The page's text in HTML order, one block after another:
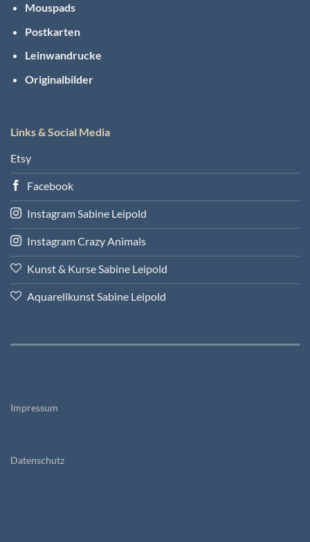
Mouspads
Postkarten
Leinwandrucke
Originalbilder
Links & Social Media
Etsy
Facebook
Instagram Sabine Leipold
Instagram Crazy Animals
Kunst & Kurse Sabine Leipold
Aquarellkunst Sabine Leipold
Impressum
Datenschutz